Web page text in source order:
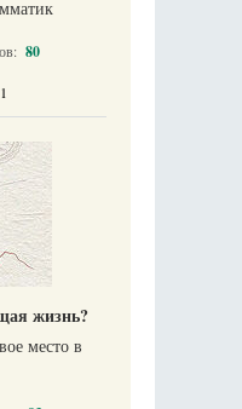
80
1
жизнь?
место в